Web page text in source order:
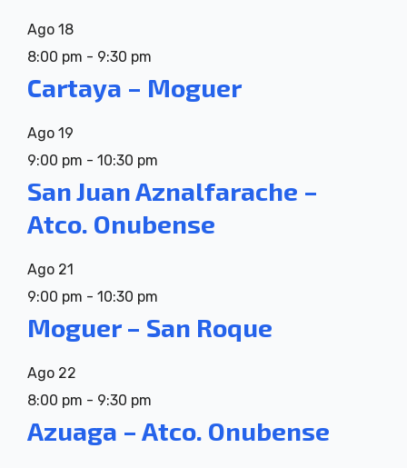
Ago 18
8:00 pm - 9:30 pm
Cartaya – Moguer
Ago 19
9:00 pm - 10:30 pm
San Juan Aznalfarache –
Atco. Onubense
Ago 21
9:00 pm - 10:30 pm
Moguer – San Roque
Ago 22
8:00 pm - 9:30 pm
Azuaga – Atco. Onubense